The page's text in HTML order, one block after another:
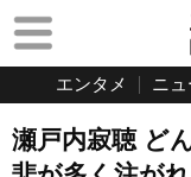
エンタメ ニュ
瀬戸内寂聴 ど